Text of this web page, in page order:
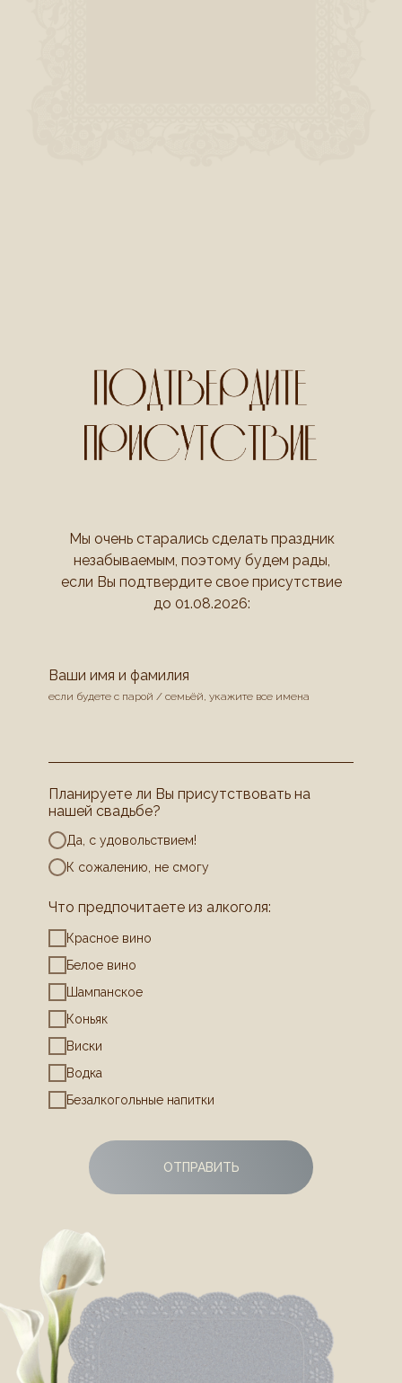
Мы очень старались сделать праздник
незабываемым, поэтому будем рады,
если Вы подтвердите свое присутствие
до 01.08.2026:
Ваши имя и фамилия
если будете с парой / семьёй, укажите все имена
Планируете ли Вы присутствовать на
нашей свадьбе?
Да, с удовольствием!
К сожалению, не смогу
Что предпочитаете из алкоголя:
Красное вино
Белое вино
Шампанское
Коньяк
Виски
Водка
Безалкогольные напитки
ОТПРАВИТЬ